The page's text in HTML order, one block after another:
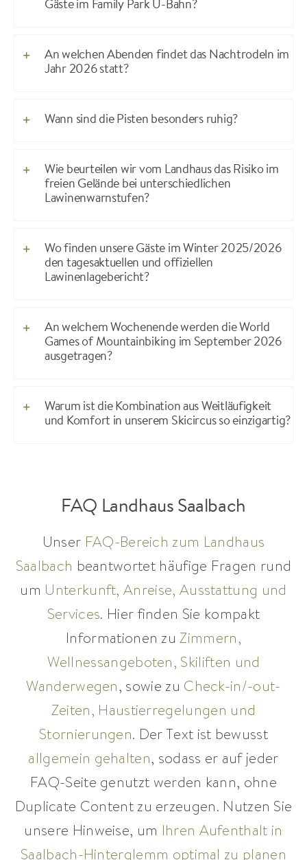
Gäste im Family Park U-Bahn?
An welchen Abenden findet das Nachtrodeln im
Jahr 2026 statt?
Wann sind die Pisten besonders ruhig?
Wie beurteilen wir vom Landhaus das Risiko im
freien Gelände bei unterschiedlichen
Lawinenwarnstufen?
Wo finden unsere Gäste im Winter 2025/2026
den tagesaktuellen und offiziellen
Lawinenlagebericht?
An welchem Wochenende werden die World
Games of Mountainbiking im September 2026
ausgetragen?
Warum ist die Kombination aus Weitläufigkeit
und Komfort in unserem Skicircus so einzigartig?
FAQ Landhaus Saalbach
Unser FAQ-Bereich zum Landhaus
Saalbach beantwortet häufige Fragen rund
um Unterkunft, Anreise, Ausstattung und
Services. Hier finden Sie kompakt
Informationen zuZimmern,
Wellnessangeboten, Skiliften und
Wanderwegen, sowie zu Check-in/-out-
Zeiten, Haustierregelungen und
Stornierungen. Der Text ist bewusst
allgemein gehalten, sodass er auf jeder
FAQ-Seite genutzt werden kann, ohne
Duplicate Content zu erzeugen. Nutzen Sie
unsere Hinweise, um Ihren Aufenthalt in
Saalbach-Hinterglemm optimal zu planen